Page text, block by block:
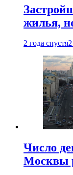
жилья,
2 года спустя
Число
Москвы